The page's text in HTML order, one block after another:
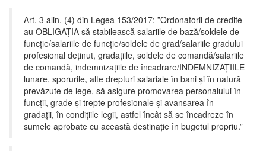
Art. 3 alin. (4) din Legea 153/2017: ”Ordonatorii de credite
au OBLIGAȚIA să stabilească salariile de bază/soldele de
funcție/salariile de funcție/soldele de grad/salariile gradului
profesional deținut, gradațiile, soldele de comandă/salariile
de comandă, indemnizațiile de încadrare/INDEMNIZAȚIILE
lunare, sporurile, alte drepturi salariale în bani și în natură
prevăzute de lege, să asigure promovarea personalului în
funcții, grade și trepte profesionale și avansarea în
gradații, în condițiile legii, astfel încât să se încadreze în
sumele aprobate cu această destinație în bugetul propriu.”